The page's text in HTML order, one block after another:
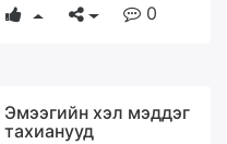
0
Эмээгийн хэл мэддэг
тахианууд